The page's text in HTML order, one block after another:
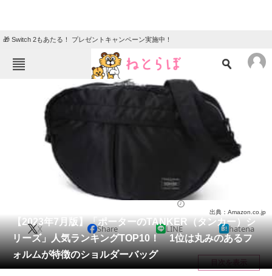
🎁 Switch 2もあたる！ プレゼントキャンペーン実施中！
ねとらぼメニュー
会員記事
メディア
注目記事を集めた総合ページ
【2023年7月版】「ポーターのTANKER（タンカー）シ
リーズ」人気ランキングTOP10！ 1位は丸みのあるフ
ォルムが特徴のショルダーバッグ
出典：Amazon.co.jp
X Share LINE hatena
目次を表示